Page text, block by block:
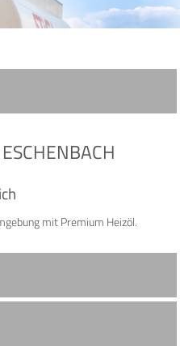
mit Premium Heizöl.